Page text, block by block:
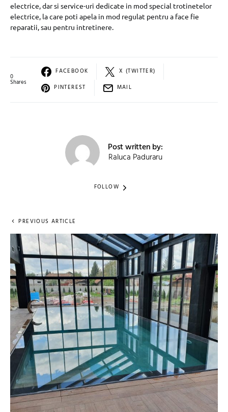
electrice, dar si service-uri dedicate in mod special trotinetelor
electrice, la care poti apela in mod regulat pentru a face fie
reparatii, sau pentru intretinere.
0
Shares
FACEBOOK
X (TWITTER)
PINTEREST
MAIL
Post written by:
Raluca Paduraru
FOLLOW
PREVIOUS ARTICLE